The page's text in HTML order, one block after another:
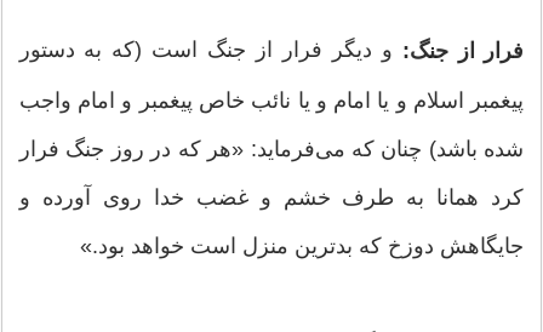
فرار از جنگ: و دیگر فرار از جنگ است (که به دستور
پیغمبر اسلام و یا امام و یا نائب خاص پیغمبر و امام واجب
شده باشد) چنان که می‌فرماید: «هر که در روز جنگ فرار
کرد همانا به طرف خشم و غضب خدا روی آورده و
جایگاهش دوزخ که بدترین منزل است خواهد بود.»